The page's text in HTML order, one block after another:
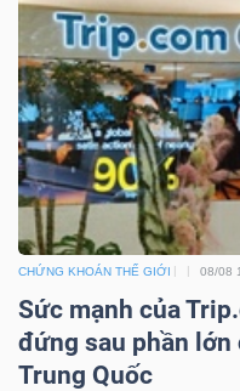
CHỨNG KHOÁN THẾ GIỚI 08/08
Sức mạnh của
đứng sau phần
Trung Quốc
CHĂM
SÓC
SỨC
KHỎE